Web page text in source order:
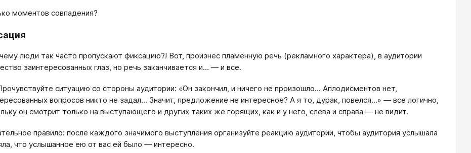
моментов совпадения?
люди так часто пропускают фиксацию?! Вот, произнес пламенную речь (рекламного характера), в аудитории
заинтересованных глаз, но речь заканчивается и… — и все.
ситуацию со стороны аудитории: «Он закончил, и ничего не произошло… Аплодисментов нет,
вопросов никто не задал… Значит, предложение не интересное? А я то, дурак, повелся…» — все логично,
он смотрит только на выступающего и других таких же горящих, как и у него, слева и справа — не видит.
правило: после каждого значимого выступления организуйте реакцию аудитории, чтобы аудитория услышала
что услышанное ею от вас ей было — интересно.